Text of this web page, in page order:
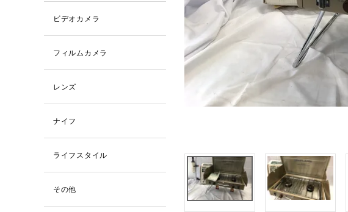
ビデオカメラ
フィルムカメラ
レンズ
ナイフ
ライフスタイル
その他